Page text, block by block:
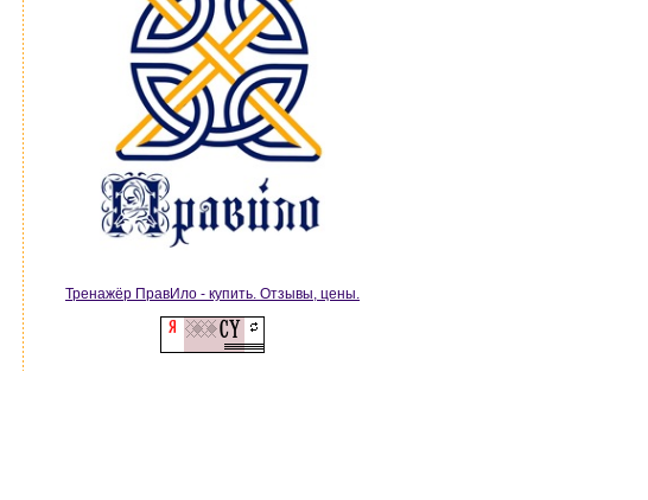
Тренажёр ПравИло - купить. Отзывы, цены.